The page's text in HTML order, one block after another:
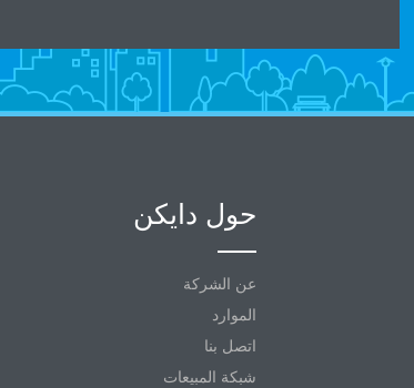
حول دايكن
عن الشركة
الموارد
اتصل بنا
شبكة المبيعات